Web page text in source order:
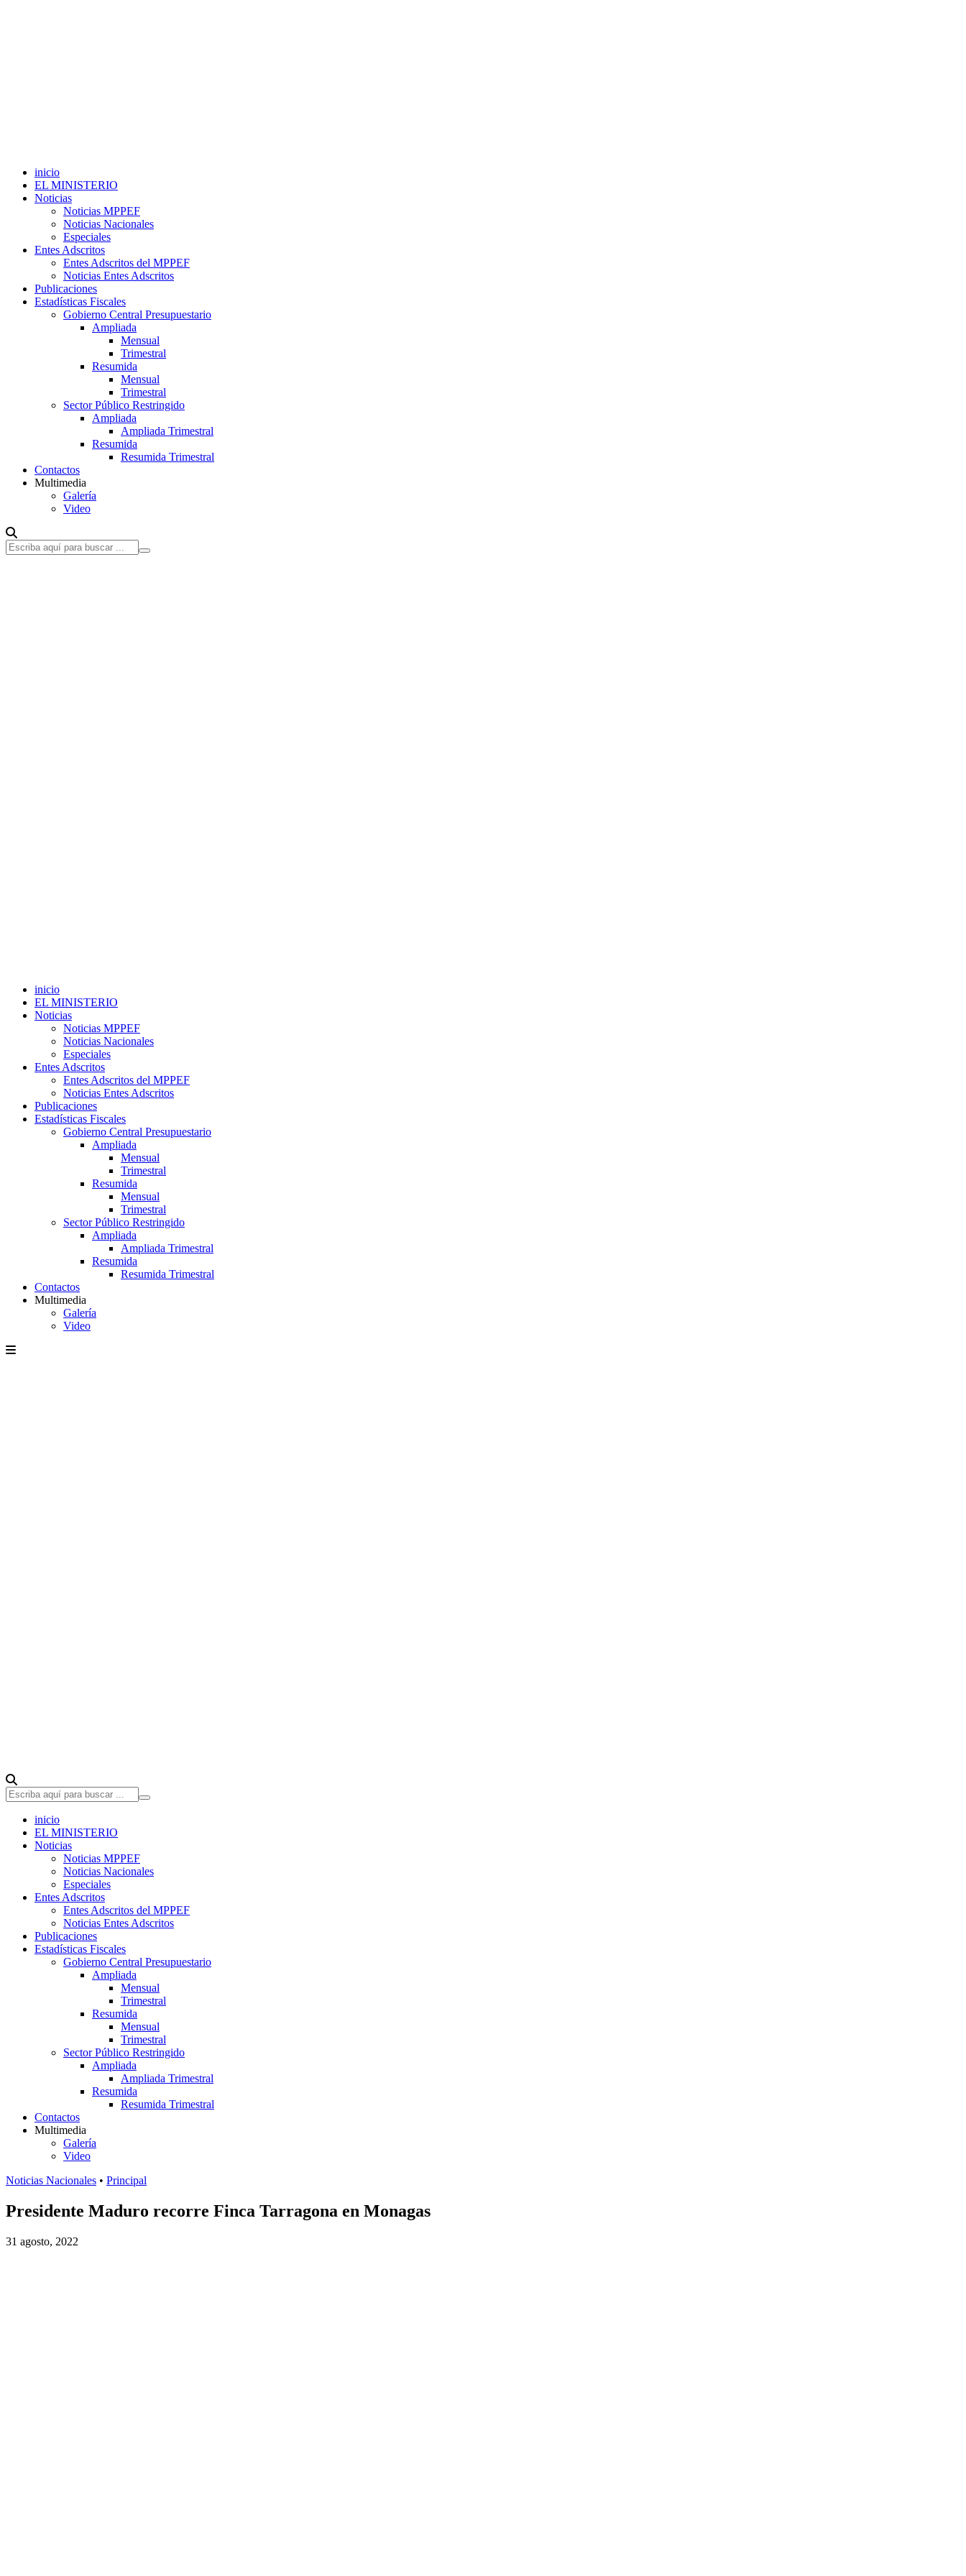
inicio
EL MINISTERIO
Noticias
Noticias MPPEF
Noticias Nacionales
Especiales
Entes Adscritos
Entes Adscritos del MPPEF
Noticias Entes Adscritos
Publicaciones
Estadísticas Fiscales
Gobierno Central Presupuestario
Ampliada
Mensual
Trimestral
Resumida
Mensual
Trimestral
Sector Público Restringido
Ampliada
Ampliada Trimestral
Resumida
Resumida Trimestral
Contactos
Multimedia
Galería
Video
inicio
EL MINISTERIO
Noticias
Noticias MPPEF
Noticias Nacionales
Especiales
Entes Adscritos
Entes Adscritos del MPPEF
Noticias Entes Adscritos
Publicaciones
Estadísticas Fiscales
Gobierno Central Presupuestario
Ampliada
Mensual
Trimestral
Resumida
Mensual
Trimestral
Sector Público Restringido
Ampliada
Ampliada Trimestral
Resumida
Resumida Trimestral
Contactos
Multimedia
Galería
Video
inicio
EL MINISTERIO
Noticias
Noticias MPPEF
Noticias Nacionales
Especiales
Entes Adscritos
Entes Adscritos del MPPEF
Noticias Entes Adscritos
Publicaciones
Estadísticas Fiscales
Gobierno Central Presupuestario
Ampliada
Mensual
Trimestral
Resumida
Mensual
Trimestral
Sector Público Restringido
Ampliada
Ampliada Trimestral
Resumida
Resumida Trimestral
Contactos
Multimedia
Galería
Video
Noticias Nacionales • Principal
Presidente Maduro recorre Finca Tarragona en Monagas
31 agosto, 2022